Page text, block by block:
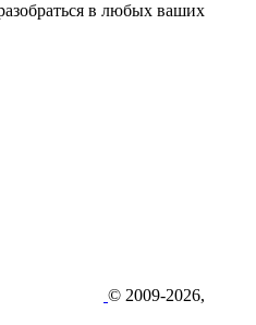
в любых ваших
© 2009-2026,